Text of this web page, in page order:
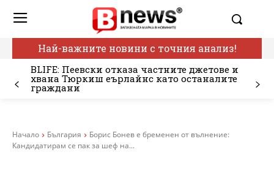
Най-важните новини с точния анализ!
BLIFE: Пеевски отказа частните джетове и
хвана Тюркиш еърлайнс като останалите
граждани
Начало България
Борис Бонев е бременен от вълнение:
Кандидатирам се пак за шеф на...